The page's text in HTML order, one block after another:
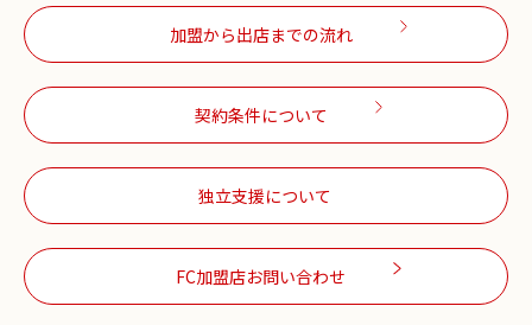
加盟から出店までの流れ
契約条件について
独立支援について
FC加盟店お問い合わせ